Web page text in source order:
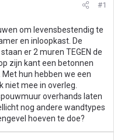
#1
om levensbestendig te
en inloopkast. De
er 2 muren TEGEN de
zijn kant een betonnen
hun hebben we een
niet mee in overleg.
overhands laten
nog andere wandtypes
hoeven te doe?